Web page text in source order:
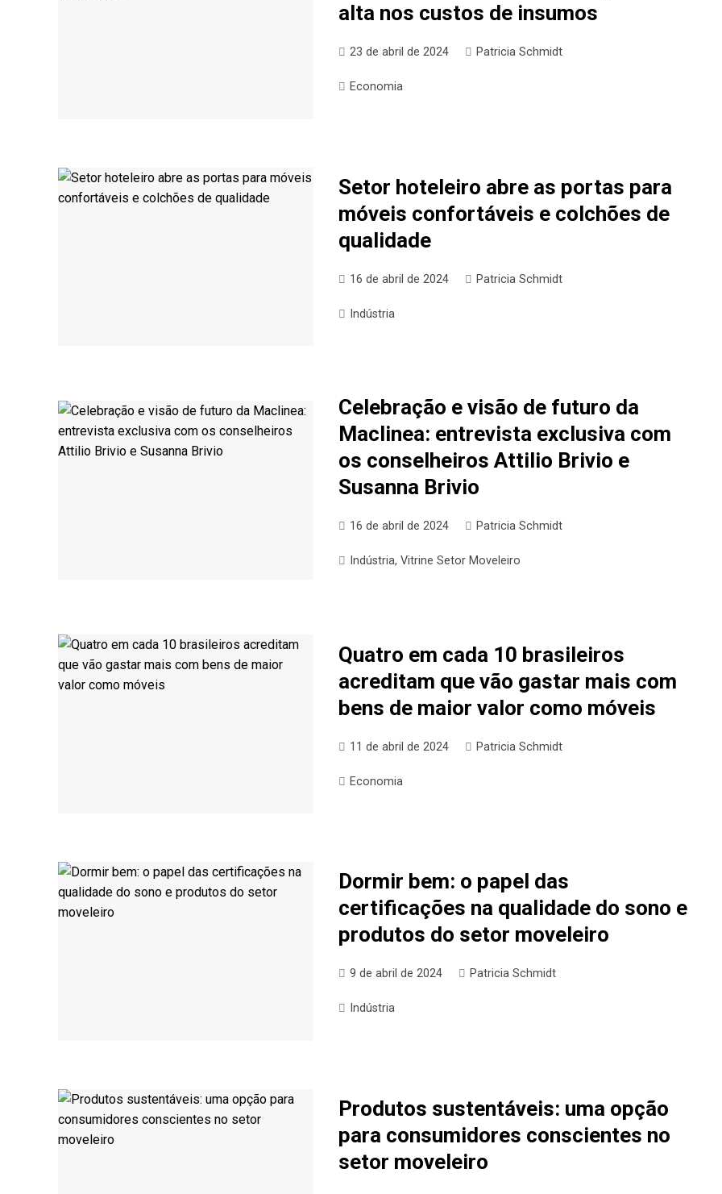
alta nos custos de insumos
23 de abril de 2024 Patricia Schmidt
Economia
Setor hoteleiro abre as portas para
móveis confortáveis e colchões de
qualidade
16 de abril de 2024 Patricia Schmidt
Indústria
Celebração e visão de futuro da
Maclinea: entrevista exclusiva com
os conselheiros Attilio Brivio e
Susanna Brivio
16 de abril de 2024 Patricia Schmidt
Indústria,Vitrine Setor Moveleiro
Quatro em cada 10 brasileiros
acreditam que vão gastar mais com
bens de maior valor como móveis
11 de abril de 2024 Patricia Schmidt
Economia
Dormir bem: o papel das
certificações na qualidade do sono e
produtos do setor moveleiro
9 de abril de 2024 Patricia Schmidt
Indústria
Produtos sustentáveis: uma opção
para consumidores conscientes no
setor moveleiro